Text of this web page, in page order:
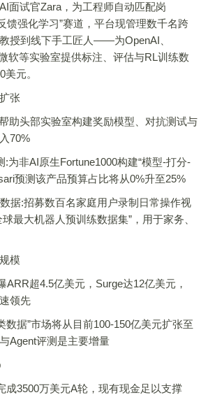
试官Zara，为工程师自动匹配岗
馈强化学习”赛道，平台现管理数千名跨
授到线下手工匠人——为OpenAI、
软等实验室提供标注、评估与RL训练数
元。
张
头部实验室构建奖励模型、对抗测试与
70%
非AI原生Fortune1000构建“模型-打分-
预测该产品预算占比将从0%升至25%
:招募数百名家庭用户录制日常操作视
最大机器人预训练数据集”，用于家务、
模
超4.5亿美元，Surge达12亿美元，
领先
据”市场将从目前100-150亿美元扩张至
Agent评测是主要增量
3500万美元A轮，现有现金足以支撑